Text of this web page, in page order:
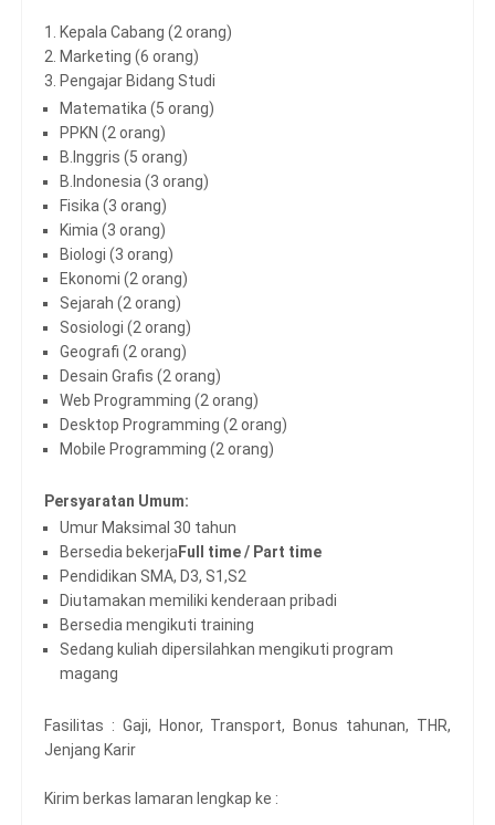
1. Kepala Cabang (2 orang)
2. Marketing (6 orang)
3. Pengajar Bidang Studi
Matematika (5 orang)
PPKN (2 orang)
B.Inggris (5 orang)
B.Indonesia (3 orang)
Fisika (3 orang)
Kimia (3 orang)
Biologi (3 orang)
Ekonomi (2 orang)
Sejarah (2 orang)
Sosiologi (2 orang)
Geografi (2 orang)
Desain Grafis (2 orang)
Web Programming (2 orang)
Desktop Programming (2 orang)
Mobile Programming (2 orang)
Persyaratan Umum:
Umur Maksimal 30 tahun
Bersedia bekerjaFull time / Part time
Pendidikan SMA, D3, S1,S2
Diutamakan memiliki kenderaan pribadi
Bersedia mengikuti training
Sedang kuliah dipersilahkan mengikuti program
magang
Fasilitas : Gaji, Honor, Transport, Bonus tahunan, THR,
Jenjang Karir
Kirim berkas lamaran lengkap ke :